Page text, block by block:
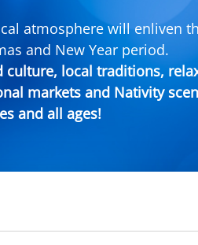
atmosphere will enliven
and New Year period.
culture, local traditions,
markets and Nativity
and all ages!